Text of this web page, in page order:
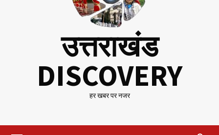
उत्तराखंड
DISCOVERY
हर खबर पर नजर